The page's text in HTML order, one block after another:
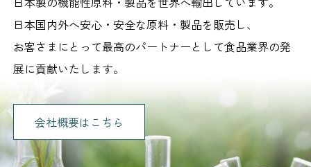
日本国内外へ安心・安全な原料・製品を販売し、
お客さまにとって最高のパートナーとして食品業界の発
展に貢献いたします。
会社概要はこちら